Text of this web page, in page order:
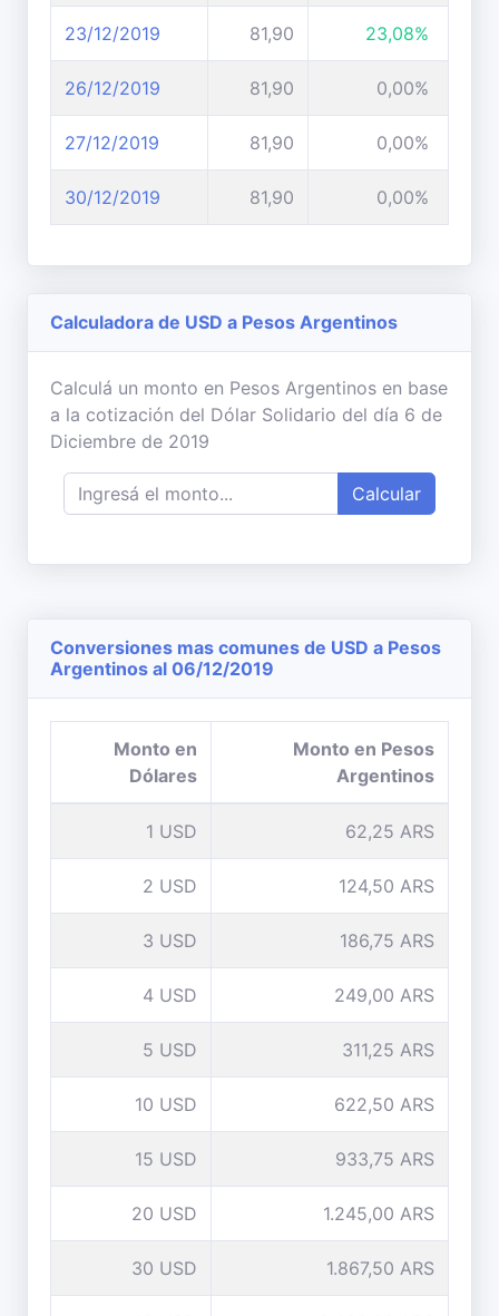
23/12/2019 81,90 23,08%
26/12/2019 81,90 0,00%
27/12/2019 81,90 0,00%
30/12/2019 81,90 0,00%
Calculadora de USD a Pesos Argentinos
Calculá un monto en Pesos Argentinos en base
a la cotización del Dólar Solidario del día 6 de
Diciembre de 2019
Calcular
Conversiones mas comunes de USD a Pesos
Argentinos al 06/12/2019
Monto en
Dólares
Monto en Pesos
Argentinos
1 USD 62,25 ARS
2 USD 124,50 ARS
3 USD 186,75 ARS
4 USD 249,00 ARS
5 USD 311,25 ARS
10 USD 622,50 ARS
15 USD 933,75 ARS
20 USD 1.245,00 ARS
30 USD 1.867,50 ARS